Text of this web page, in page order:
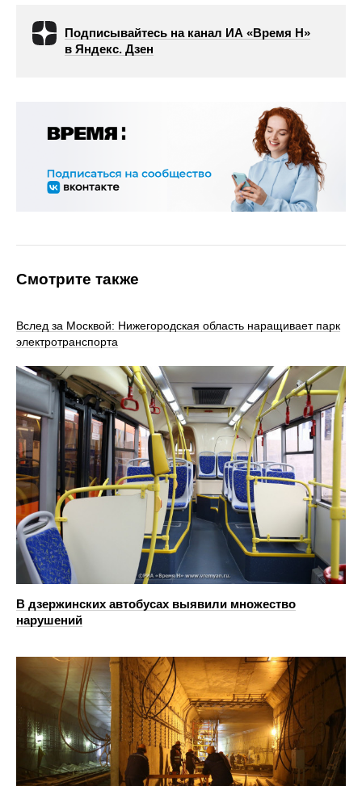
Подписывайтесь на канал ИА «Время Н»
в Яндекс. Дзен
Смотрите также
Вслед за Москвой: Нижегородская область наращивает парк
электротранспорта
В дзержинских автобусах выявили множество
нарушений